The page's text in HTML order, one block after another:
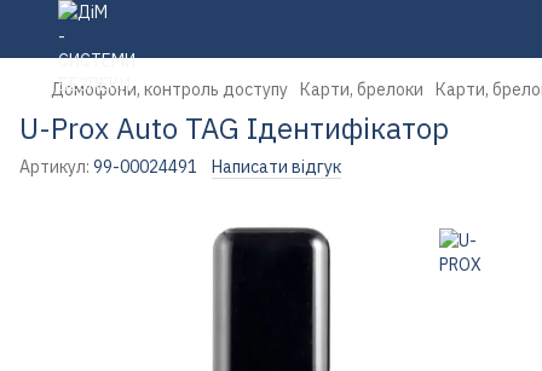
Домофони, контроль доступу Карти, брелоки Карти,
U-Prox Auto TAG Ідентифікатор
Артикул: 99-00024491 Написати відгук